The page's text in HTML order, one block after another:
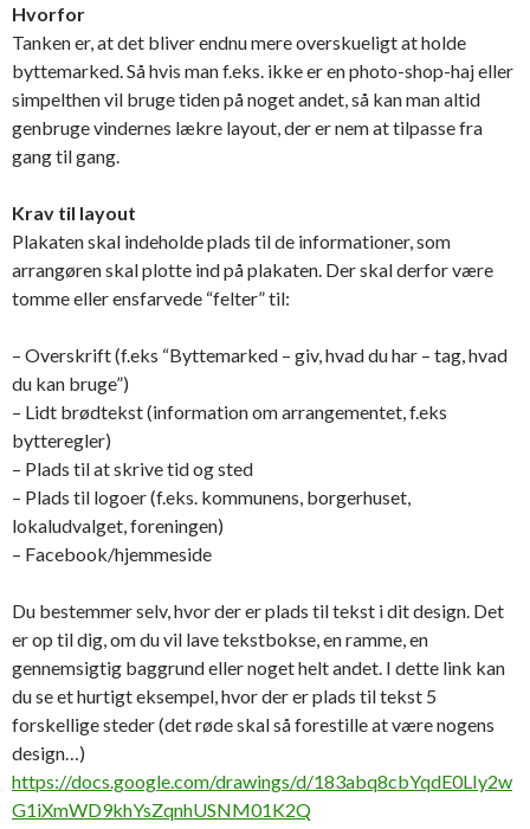
Hvorfor
Tanken er, at det bliver endnu mere overskueligt at holde
byttemarked. Så hvis man f.eks. ikke er en photo-shop-haj eller
simpelthen vil bruge tiden på noget andet, så kan man altid
genbruge vindernes lækre layout, der er nem at tilpasse fra
gang til gang.
Krav til layout
Plakaten skal indeholde plads til de informationer, som
arrangøren skal plotte ind på plakaten. Der skal derfor være
tomme eller ensfarvede “felter” til:
– Overskrift (f.eks “Byttemarked – giv, hvad du har – tag, hvad
du kan bruge”)
– Lidt brødtekst (information om arrangementet, f.eks
bytteregler)
– Plads til at skrive tid og sted
– Plads til logoer (f.eks. kommunens, borgerhuset,
lokaludvalget, foreningen)
– Facebook/hjemmeside
Du bestemmer selv, hvor der er plads til tekst i dit design. Det
er op til dig, om du vil lave tekstbokse, en ramme, en
gennemsigtig baggrund eller noget helt andet. I dette link kan
du se et hurtigt eksempel, hvor der er plads til tekst 5
forskellige steder (det røde skal så forestille at være nogens
design…)
https://docs.google.com/drawings/d/183abq8cbYqdE0LIy2w
G1iXmWD9khYsZqnhUSNM01K2Q